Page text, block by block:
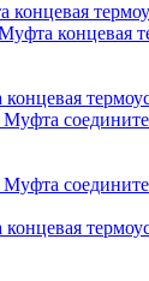
концевая
концевая
Муфта
Муфта